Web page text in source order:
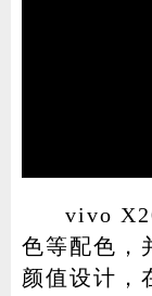
vivo
色等配色，
颜值设计，